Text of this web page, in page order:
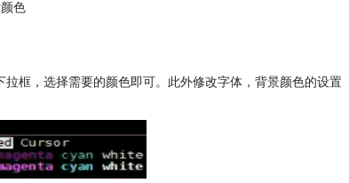
色
拉框，选择需要的颜色即可。此外修改字体，背景颜色的设置